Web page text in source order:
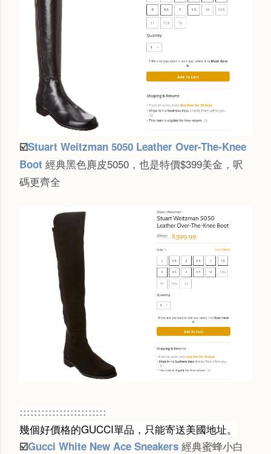
☑️Stuart Weitzman 5050 Leather Over-The-Knee
Boot 經典黑色麂皮5050，也是特價$399美金，呎
碼更齊全
::::::::::::::::::::::::
幾個好價格的GUCCI單品，只能寄送美國地址。
☑️Gucci White New Ace Sneakers 經典蜜蜂小白